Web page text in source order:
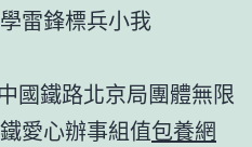
雷鋒標兵小我
國鐵路北京局團體無限
愛心辦事組值包養網